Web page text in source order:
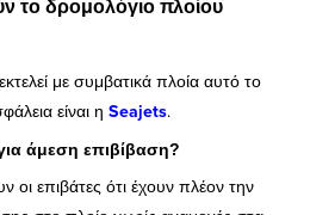
το δρομολόγιο πλοίου
με συμβατικά πλοία αυτό το
είναι η Seajets.
άμεση επιβίβαση?
οι επιβάτες ότι έχουν πλέον την